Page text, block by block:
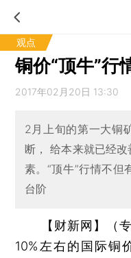
观点
铜价“顶牛”行
2017年02月20日 13:30
2月上旬的第一大铜
断， 给本来就已经
素。“顶牛”行情不但
台阶
【财新网】（
10%左右的国际铜